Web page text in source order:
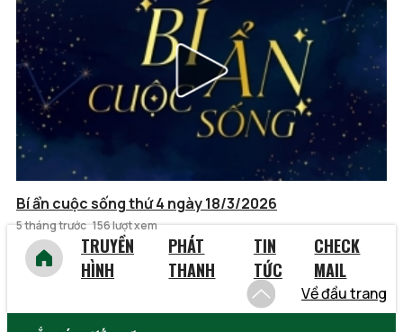
Bí ẩn cuộc sống thứ 4 ngày 18/3/2026
5 tháng trước 156 lượt xem
TRUYỀN
HÌNH
PHÁT
THANH
TIN
TỨC
CHECK
MAIL
Về đầu trang